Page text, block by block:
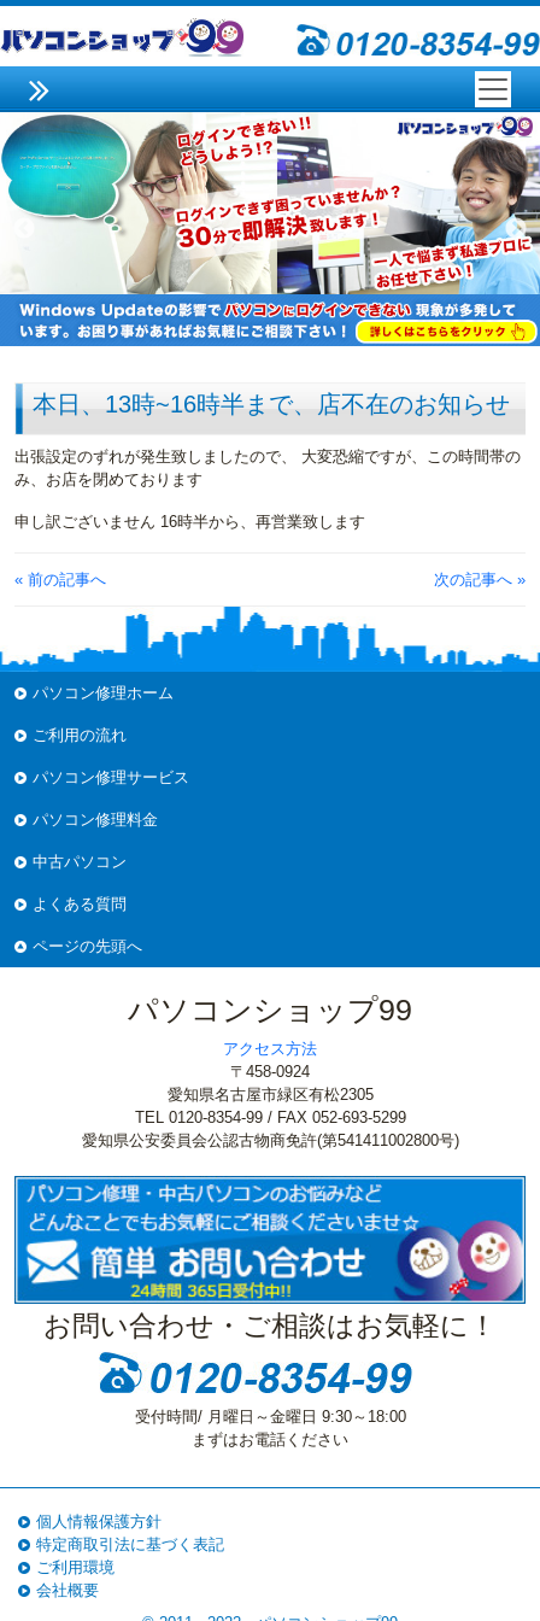
本日、13時~16時半まで、店不在のお知らせ
出張設定のずれが発生致しましたので、 大変恐縮ですが、この時間帯の
み、お店を閉めております
申し訳ございません 16時半から、再営業致します
« 前の記事へ 次の記事へ »
パソコン修理ホーム
ご利用の流れ
パソコン修理サービス
パソコン修理料金
中古パソコン
よくある質問
ページの先頭へ
パソコンショップ99
アクセス方法
〒458-0924
愛知県名古屋市緑区有松2305
TEL 0120-8354-99 / FAX 052-693-5299
愛知県公安委員会公認古物商免許(第541411002800号)
お問い合わせ・ご相談はお気軽に！
受付時間/ 月曜日～金曜日 9:30～18:00
まずはお電話ください
個人情報保護方針
特定商取引法に基づく表記
ご利用環境
会社概要